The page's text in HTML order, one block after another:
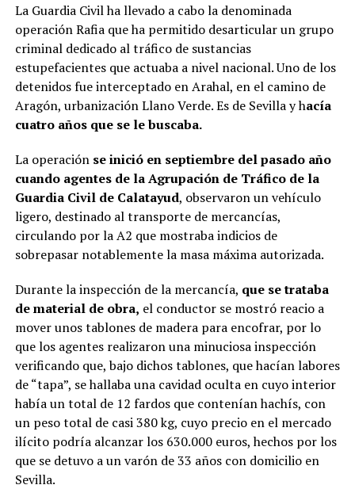
La Guardia Civil ha llevado a cabo la denominada
operación Rafia que ha permitido desarticular un grupo
criminal dedicado al tráfico de sustancias
estupefacientes que actuaba a nivel nacional. Uno de los
detenidos fue interceptado en Arahal, en el camino de
Aragón, urbanización Llano Verde. Es de Sevilla y hacía
cuatro años que se le buscaba.
La operación se inició en septiembre del pasado año
cuando agentes de la Agrupación de Tráfico de la
Guardia Civil de Calatayud, observaron un vehículo
ligero, destinado al transporte de mercancías,
circulando por la A2 que mostraba indicios de
sobrepasar notablemente la masa máxima autorizada.
Durante la inspección de la mercancía, que se trataba
de material de obra, el conductor se mostró reacio a
mover unos tablones de madera para encofrar, por lo
que los agentes realizaron una minuciosa inspección
verificando que, bajo dichos tablones, que hacían labores
de “tapa”, se hallaba una cavidad oculta en cuyo interior
había un total de 12 fardos que contenían hachís, con
un peso total de casi 380 kg, cuyo precio en el mercado
ilícito podría alcanzar los 630.000 euros, hechos por los
que se detuvo a un varón de 33 años con domicilio en
Sevilla.